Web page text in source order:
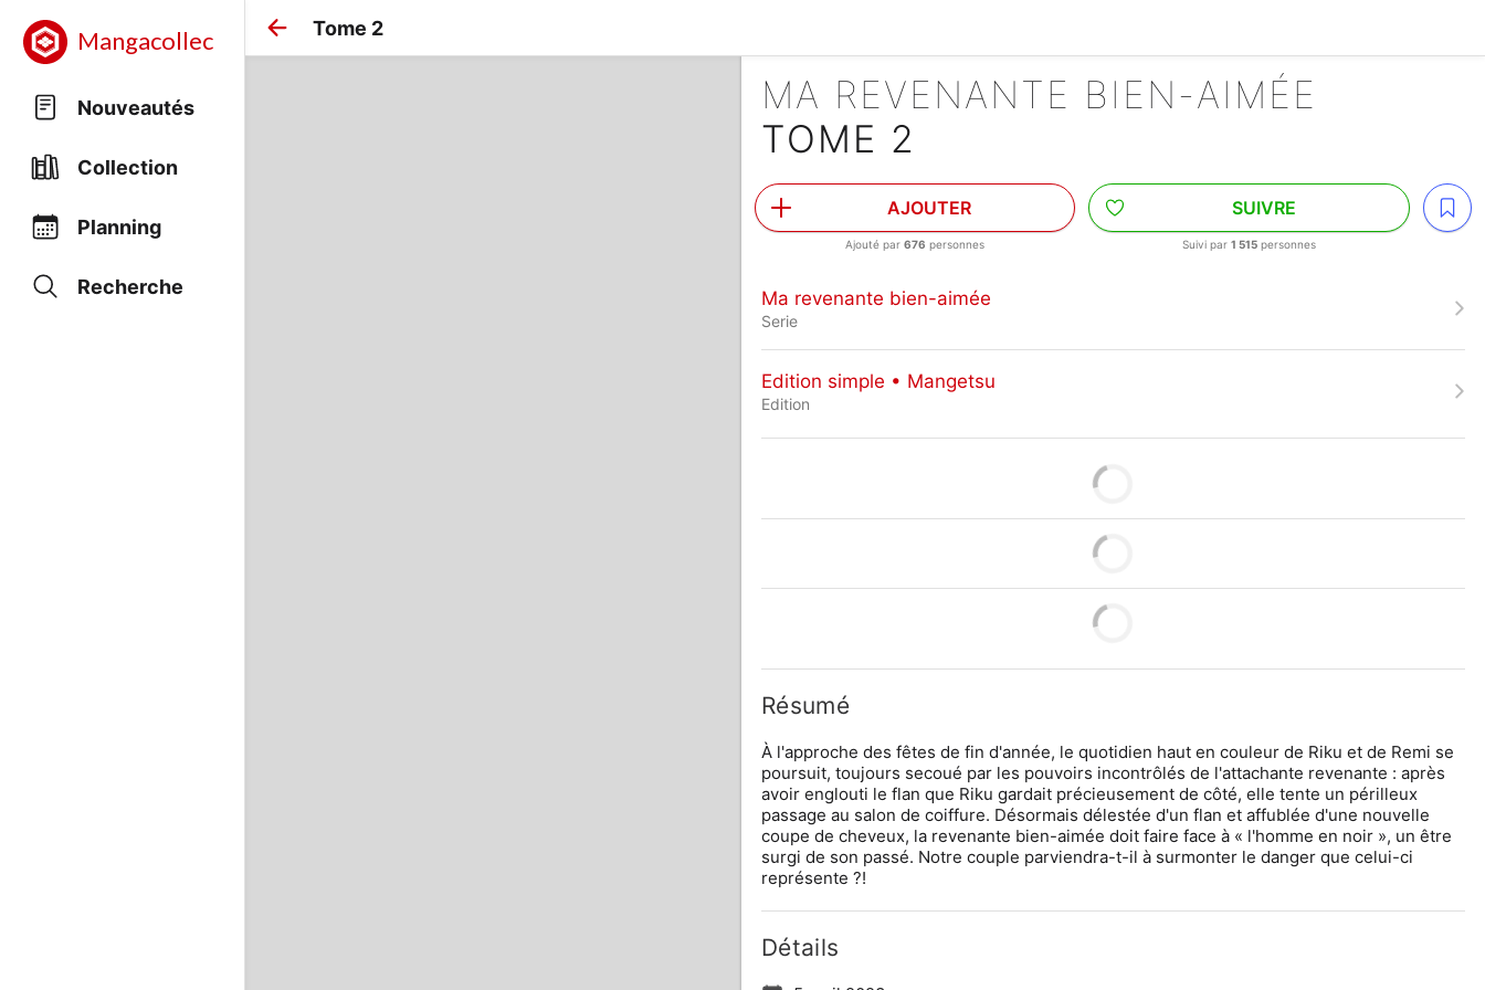
Mangacollec
Nouveautés
Collection
Planning
Recherche
Tome 2
MA REVENANTE BIEN-AIMÉE
TOME 2
AJOUTER
Ajouté par676 personnes
SUIVRE
Suivi par1 515 personnes
Ma revenante bien-aimée
Serie
Edition simple • Mangetsu
Edition
Résumé
À l'approche des fêtes de fin d'année, le quotidien haut en couleur de Riku et de Remi se
poursuit, toujours secoué par les pouvoirs incontrôlés de l'attachante revenante : après
avoir englouti le flan que Riku gardait précieusement de côté, elle tente un périlleux
passage au salon de coiffure. Désormais délestée d'un flan et affublée d'une nouvelle
coupe de cheveux, la revenante bien-aimée doit faire face à « l'homme en noir », un être
surgi de son passé. Notre couple parviendra-t-il à surmonter le danger que celui-ci
représente ?!
Détails